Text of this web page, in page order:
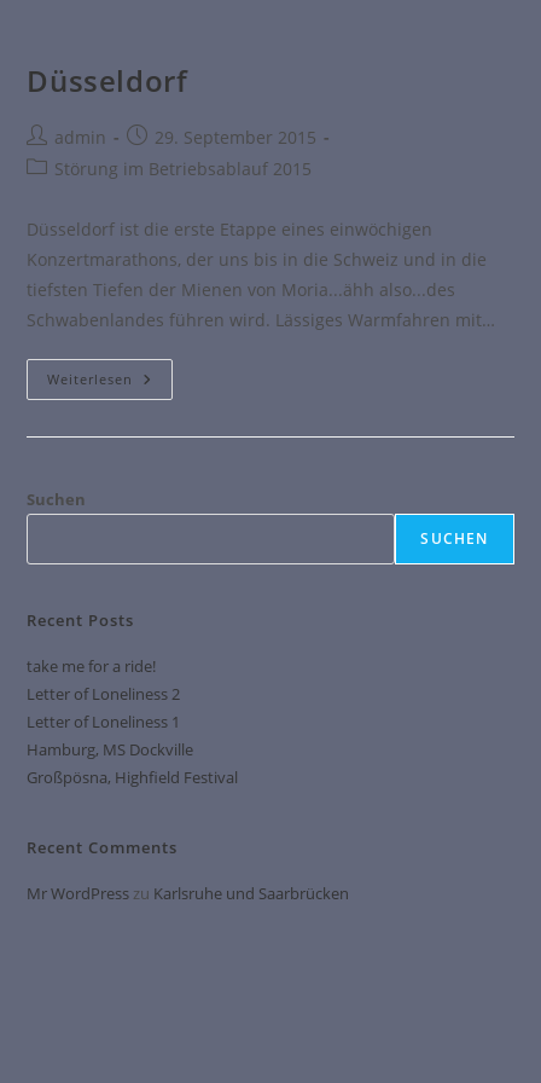
Düsseldorf
admin
29. September 2015
Störung im Betriebsablauf 2015
Düsseldorf ist die erste Etappe eines einwöchigen
Konzertmarathons, der uns bis in die Schweiz und in die
tiefsten Tiefen der Mienen von Moria...ähh also...des
Schwabenlandes führen wird. Lässiges Warmfahren mit…
Weiterlesen
Suchen
SUCHEN
Recent Posts
take me for a ride!
Letter of Loneliness 2
Letter of Loneliness 1
Hamburg, MS Dockville
Großpösna, Highfield Festival
Recent Comments
Mr WordPress zu Karlsruhe und Saarbrücken